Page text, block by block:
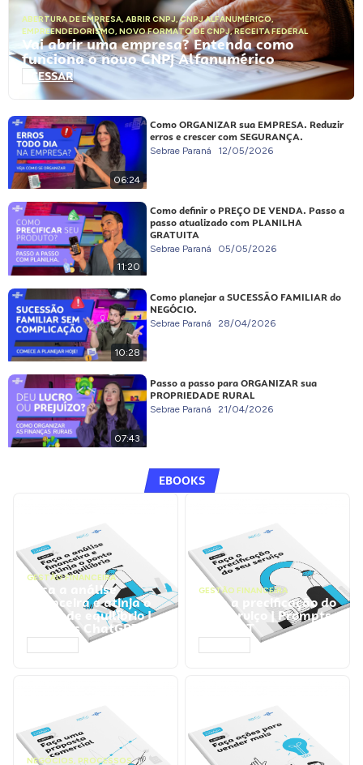
ABERTURA DE EMPRESA, ABRIR CNPJ,CNPJ ALFANUMÉRICO,
EMPREENDEDORISMO, NOVO FORMATO DE CNPJ,RECEITA FEDERAL
Vai abrir uma empresa? Entenda como
funciona o novo CNPJ Alfanumérico
ACESSAR
06:24
Como ORGANIZAR sua EMPRESA. Reduzir
erros e crescer com SEGURANÇA.
Sebrae Paraná 12/05/2026
11:20
Como definir o PREÇO DE VENDA. Passo a
passo atualizado com PLANILHA
GRATUITA
Sebrae Paraná 05/05/2026
10:28
Como planejar a SUCESSÃO FAMILIAR do
NEGÓCIO.
Sebrae Paraná 28/04/2026
07:43
Passo a passo para ORGANIZAR sua
PROPRIEDADE RURAL
Sebrae Paraná 21/04/2026
EBOOKS
GESTÃO FINANCEIRA
Faça a análise
financeira e atinja o
ponto de equilíbrio |
Prompts ChatGPT
GESTÃO FINANCEIRA
Faça a precificação do
seu serviço | Prompts
ChatGPT
NEGÓCIOS, PROCESSOS